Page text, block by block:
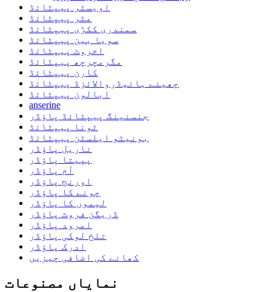
اویسٹر پیپٹائڈ
مٹر پیپٹائڈ
سمندری ککڑی پیپٹائڈ
سویا بین پیپٹائڈ
اخروٹ پیپٹائڈ
مگرمچرچھ پیپٹائڈ
کارن پیپٹائڈ
چھینے ہائیڈروالائزڈ پیپٹائڈ
ابالون پیپٹائڈ
anserine
جنسنینگ پیپٹائڈ پاؤڈر
ٹونا پیپٹائڈ
بونیٹو ایلسٹن پیپٹائڈ
ناریل پاؤڈر
پپیتا پاؤڈر
آم پاؤڈر
اورنج پاؤڈر
چونے کا پاؤڈر
لیموں کا پاؤڈر
ڈریگن فروٹ پاؤڈر
امرود پاؤڈر
تلخ لوکی پاؤڈر
ادرک پاؤڈر
کھانے کی اضافی چیزیں
نمایاں مصنوعات